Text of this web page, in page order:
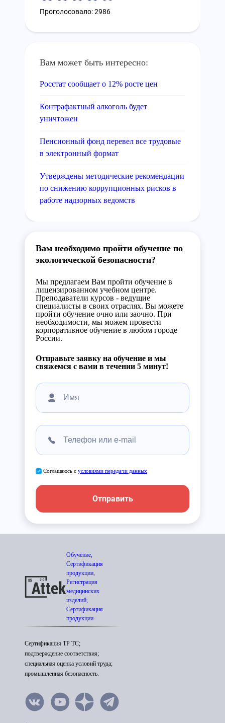
Проголосовало: 2986
Вам может быть интересно:
Росстат сообщает о 12% росте цен
Контрафактный алкоголь будет
уничтожен
Пенсионный фонд перевел все трудовые
в электронный формат
Утверждены методические рекомендации
по снижению коррупционных рисков в
работе надзорных ведомств
Вам необходимо пройти обучение по
экологической безопасности?
Мы предлагаем Вам пройти обучение в
лицензированном учебном центре.
Преподаватели курсов - ведущие
специалисты в своих отраслях. Вы можете
пройти обучение очно или заочно. При
необходимости, мы можем провести
корпоративное обучение в любом городе
России.
Отправьте заявку на обучение и мы
свяжемся с вами в течении 5 минут!
Соглашаюсь с условиями передачи данных
Отправить
Обучение,
Сертификация
продукции,
Регистрация
медицинских
изделий,
Сертификация
продукции
Сертификация ТР ТС;
подтверждение соответствия;
специальная оценка условий труда;
промышленная безопасность.